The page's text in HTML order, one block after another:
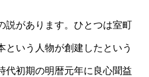
説があります。ひとつは室町
という人物が創建したという
代初期の明暦元年に良心聞益